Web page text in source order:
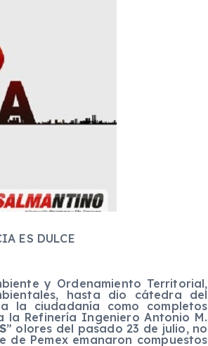
ES DULCE
y Ordenamiento Territorial,
hasta dio cátedra del
la ciudadanía como completos
Refinería Ingeniero Antonio M.
” olores del pasado 23 de julio, no
Pemex emanaron compuestos